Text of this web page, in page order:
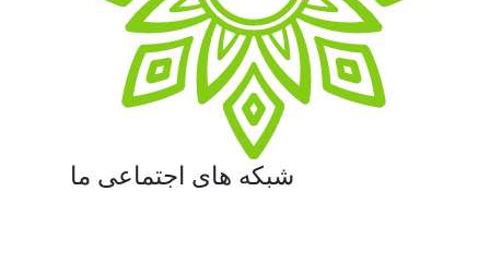
شبکه های اجتماعی ما